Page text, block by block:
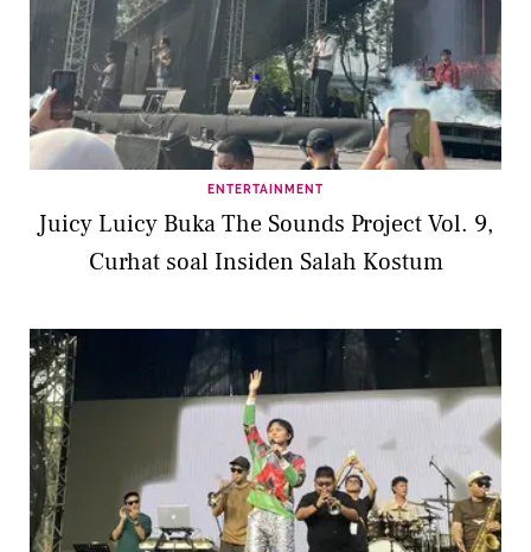
ENTERTAINMENT
Juicy Luicy Buka The Sounds Project Vol. 9,
Curhat soal Insiden Salah Kostum